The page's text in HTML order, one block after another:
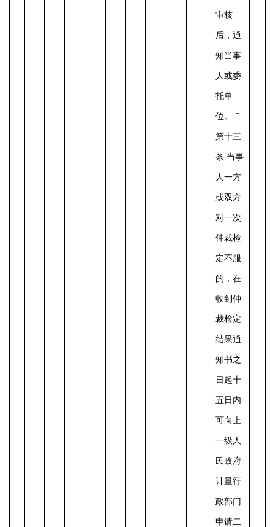
审核
后，通
知当事
人或委
托单
位。 
第十三
条 当事
人一方
或双方
对一次
仲裁检
定不服
的，在
收到仲
裁检定
结果通
知书之
日起十
五日内
可向上
一级人
民政府
计量行
政部门
申请二